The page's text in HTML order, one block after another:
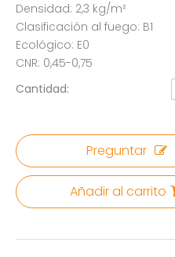
Densidad: 2,3 kg/m²
Clasificación al fuego: B1
Ecológico: E0
CNR: 0,45-0,75
Cantidad:
Preguntar
Añadir al carrito